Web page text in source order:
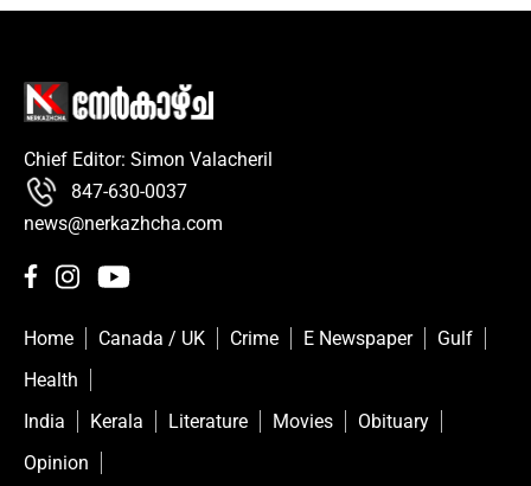
Chief Editor: Simon Valacheril
847-630-0037
news@nerkazhcha.com
Home Canada / UK Crime E Newspaper
Gulf
Health
India
Kerala Literature Movies
Obituary
Opinion